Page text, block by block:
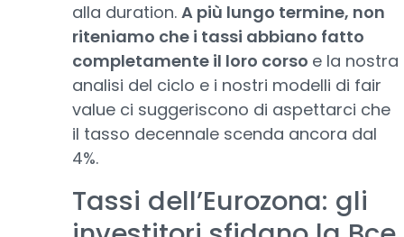
alla duration. A più lungo termine, non
riteniamo che i tassi abbiano fatto
completamente il loro corso e la nostra
analisi del ciclo e i nostri modelli di fair
value ci suggeriscono di aspettarci che
il tasso decennale scenda ancora dal
4%.
Tassi dell’Eurozona: gli